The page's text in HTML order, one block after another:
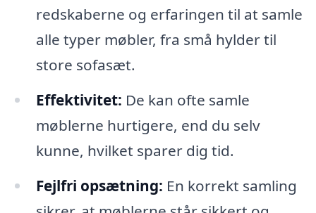
redskaberne og erfaringen til at samle
alle typer møbler, fra små hylder til
store sofasæt.
Effektivitet: De kan ofte samle
møblerne hurtigere, end du selv
kunne, hvilket sparer dig tid.
Fejlfri opsætning: En korrekt samling